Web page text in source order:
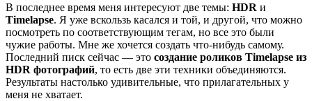
В последнее время меня интересуют две темы: HDR и
Timelapse. Я уже вскользь касался и той, и другой, что можно
посмотреть по соответствующим тегам, но все это были
чужие работы. Мне же хочется создать что-нибудь самому.
Последний писк сейчас — это создание роликов Timelapse из
HDR фотографий, то есть две эти техники объединяются.
Результаты настолько удивительные, что прилагательных у
меня не хватает.